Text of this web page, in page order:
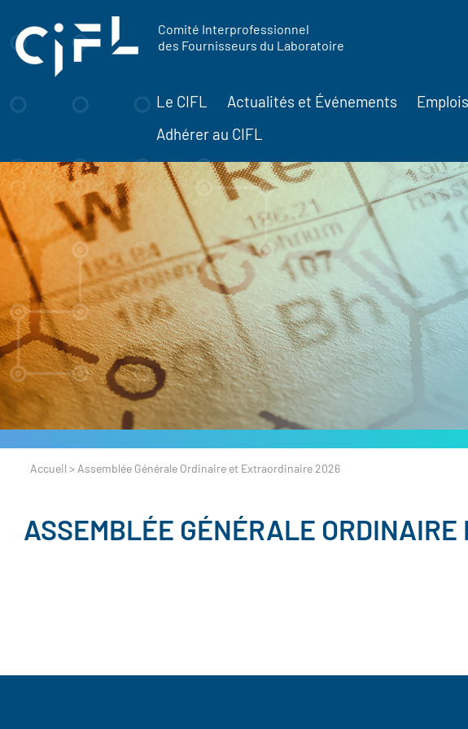
Comité Interprofessionnel
des Fournisseurs du Laboratoire
Le CIFL Actualités et Événements Emplois
Adhérer au CIFL
Accueil > Assemblée Générale Ordinaire et Extraordinaire 2026
ASSEMBLÉE GÉNÉRALE